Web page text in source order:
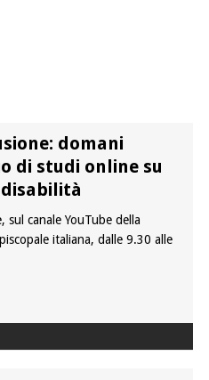
domani
di studi online su
sul canale YouTube della
italiana, dalle 9.30 alle